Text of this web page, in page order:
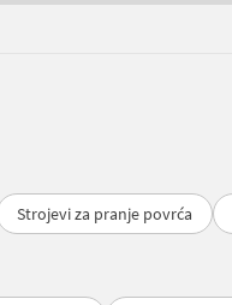
Strojevi za pranje povrća